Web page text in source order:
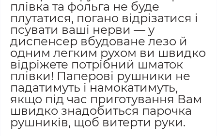
плівка та фольга не буде
плутатися, погано відрізатися і
псувати ваші нерви — у
диспенсер вбудоване лезо й
одним легким рухом ви швидко
відріжете потрібний шматок
плівки! Паперові рушники не
падатимуть і намокатимуть,
якщо під час приготування Вам
швидко знадобиться парочка
рушників, щоб витерти руки.